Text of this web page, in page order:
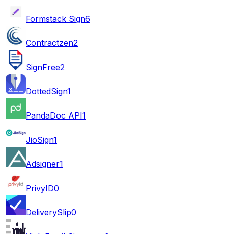
Formstack Sign6
Contractzen2
SignFree2
DottedSign1
PandaDoc API1
JioSign1
Adsigner1
PrivyID0
DeliverySlip0